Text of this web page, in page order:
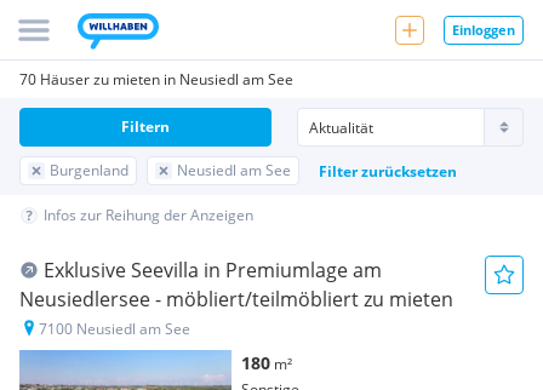
Einloggen
70 Häuser zu mieten in Neusiedl am See
Burgenland Neusiedl am See Filter zurücksetzen
Filtern
Infos zur Reihung der Anzeigen
Exklusive Seevilla in Premiumlage am
Neusiedlersee - möbliert/teilmöbliert zu mieten
7100 Neusiedl am See
180 m²